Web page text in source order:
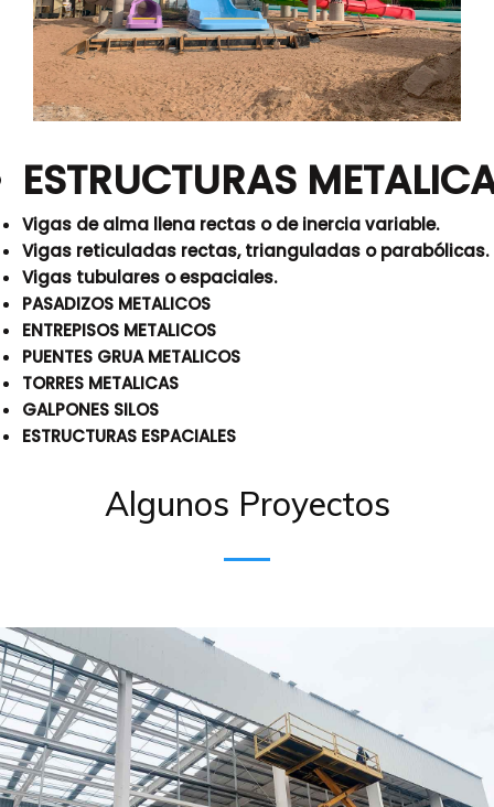
ESTRUCTURAS
Vigas de alma llena rectas o de inercia variable.
Vigas reticuladas rectas, trianguladas o parabólicas.
Vigas tubulares o espaciales.
PASADIZOS METALICOS
ENTREPISOS METALICOS
PUENTES GRUA METALICOS
TORRES METALICAS
GALPONES SILOS
ESTRUCTURAS ESPACIALES
Algunos Proyectos